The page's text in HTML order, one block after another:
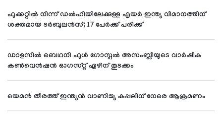
ഫുക്കറ്റില്‍ നിന്ന് ഡല്‍ഹിയിലേക്കുള്ള എയര്‍ ഇന്ത്യ വിമാനത്തിന്
ശക്തമായ ടര്‍ബുലന്‍സ്; 17 പേര്‍ക്ക് പരിക്ക്
ഡാളസില്‍ ബെഥനി ഫുള്‍ ഗോസ്പല്‍ അസംബ്ലിയുടെ വാര്‍ഷിക
കണ്‍വെന്‍ഷന്‍ ഓഗസ്റ്റ് ഏഴിന് തുടക്കം
യെമന്‍ തീരത്ത് ഇന്ത്യന്‍ വാണിജ്യ കപ്പലിന് നേരെ ആക്രമണം